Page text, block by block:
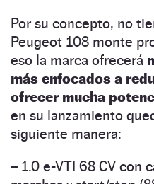
Por su concepto, no
Peugeot 108 monte
eso la marca ofrecerá
más enfocados a
ofrecer mucha
en su lanzamiento
siguiente manera:
– 1.0 e-VTI 68 CV con